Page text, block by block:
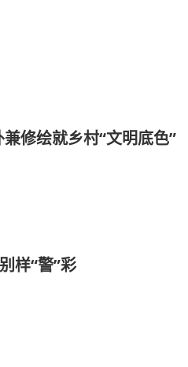
兼修绘就乡村“文明底色”
样“警”彩